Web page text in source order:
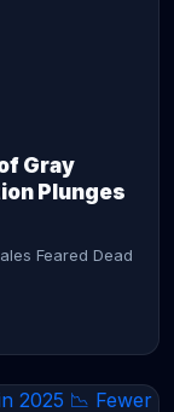
Gray
Plunges
Feared Dead